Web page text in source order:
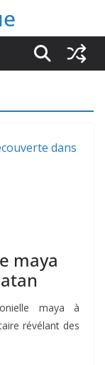
maya
maya à
révélant des